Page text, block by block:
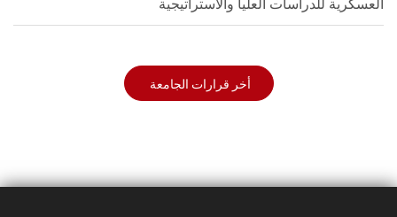
العسكرية للدراسات العليا والاستراتيجية
أخر قرارات الجامعة